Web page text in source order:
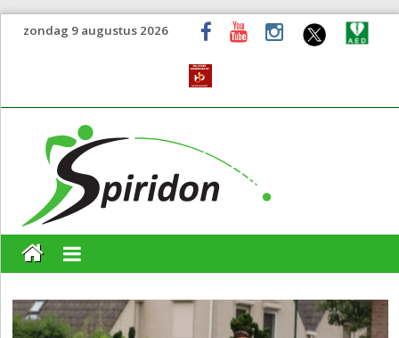
zondag 9 augustus 2026